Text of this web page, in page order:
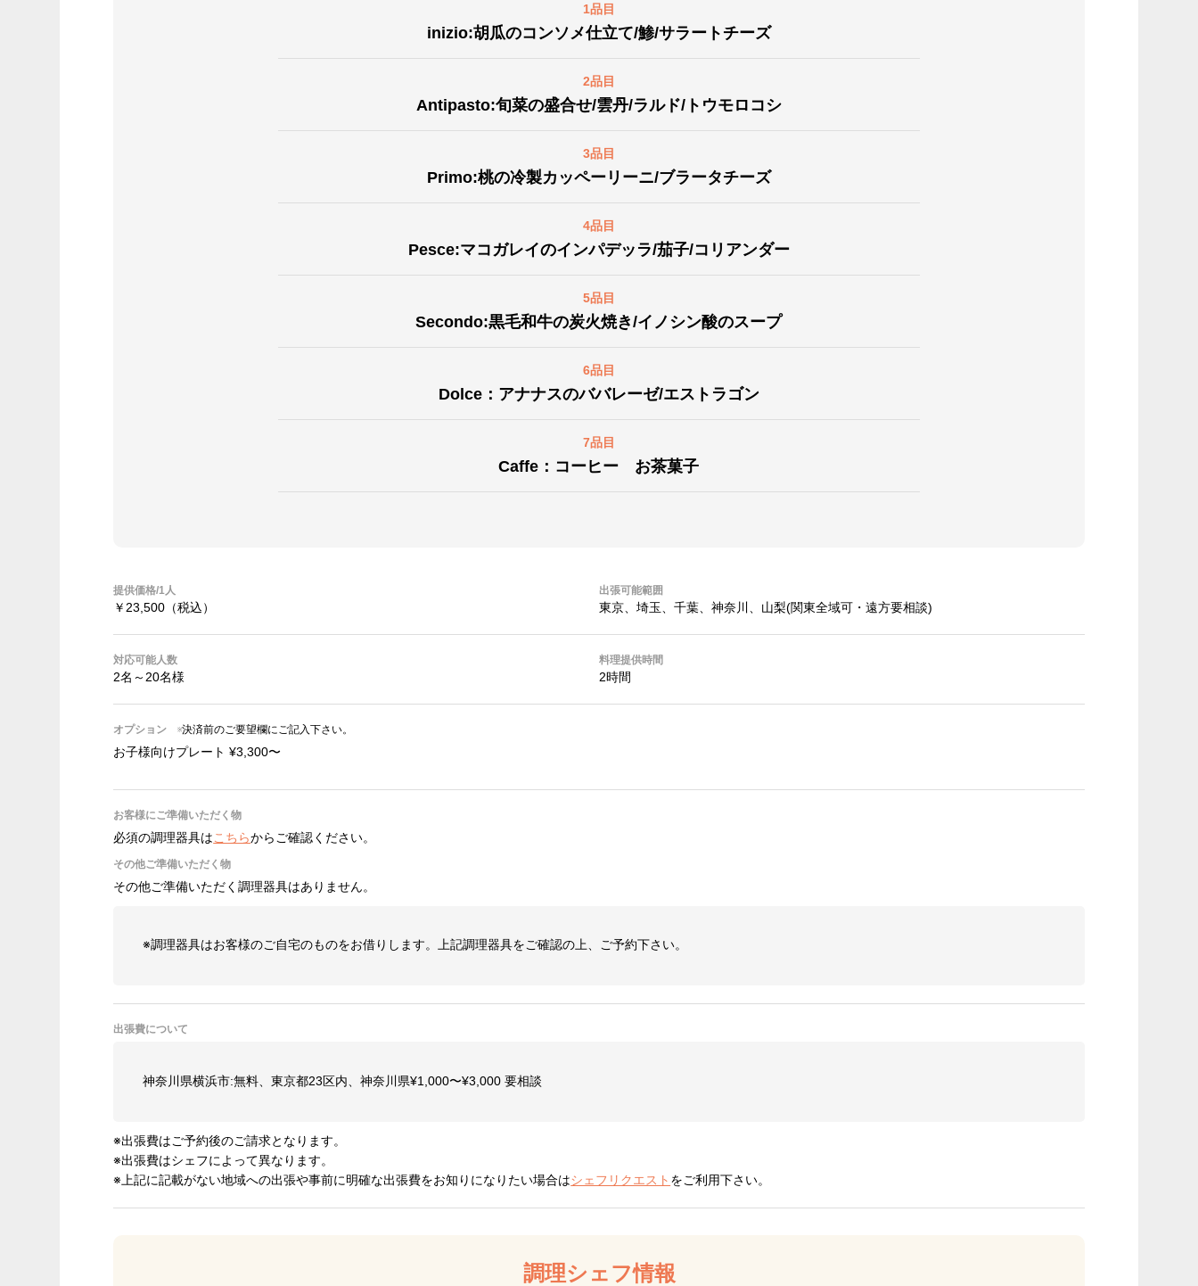
1品目
inizio:胡瓜のコンソメ仕立て/鯵/サラートチーズ
2品目
Antipasto:旬菜の盛合せ/雲丹/ラルド/トウモロコシ
3品目
Primo:桃の冷製カッペーリーニ/ブラータチーズ
4品目
Pesce:マコガレイのインパデッラ/茄子/コリアンダー
5品目
Secondo:黒毛和牛の炭火焼き/イノシン酸のスープ
6品目
Dolce：アナナスのババレーゼ/エストラゴン
7品目
Caffe：コーヒー お茶菓子
提供価格/1人
￥23,500 （税込）
出張可能範囲
東京、埼玉、千葉、神奈川、山梨(関東全域可・遠方要相談)
対応可能人数
2名～20名様
料理提供時間
2時間
オプション ※決済前のご要望欄にご記入下さい。
お子様向けプレート ¥3,300〜
お客様にご準備いただく物
必須の調理器具はこちらからご確認ください。
その他ご準備いただく物
その他ご準備いただく調理器具はありません。
※調理器具はお客様のご自宅のものをお借りします。上記調理器具をご確認の上、ご予約下さい。
出張費について
神奈川県横浜市:無料、東京都23区内、神奈川県¥1,000〜¥3,000 要相談
※出張費はご予約後のご請求となります。
※出張費はシェフによって異なります。
※上記に記載がない地域への出張や事前に明確な出張費をお知りになりたい場合はシェフリクエスト をご利用下さい。
調理シェフ情報